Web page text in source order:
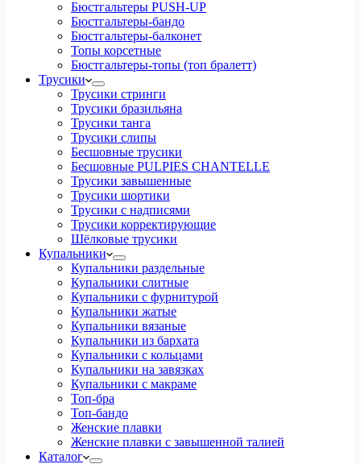
Бюстгальтеры PUSH-UP
Бюстгальтеры-бандо
Бюстгальтеры-балконет
Топы корсетные
Бюстгальтеры-топы (топ бралетт)
Трусики
Трусики стринги
Трусики бразильяна
Трусики танга
Трусики слипы
Бесшовные трусики
Бесшовные PULPIES CHANTELLE
Трусики завышенные
Трусики шортики
Трусики с надписями
Трусики корректирующие
Шёлковые трусики
Купальники
Купальники раздельные
Купальники слитные
Купальники с фурнитурой
Купальники жатые
Купальники вязаные
Купальники из бархата
Купальники с кольцами
Купальники на завязках
Купальники с макраме
Топ-бра
Топ-бандо
Женские плавки
Женские плавки с завышенной талией
Каталог